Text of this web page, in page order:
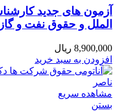
آزمون های جدید
الملل و حقوق نفت و گاز
8,900,000 ریال
افزودن به سبد خرید
مشاهده سریع
بستن